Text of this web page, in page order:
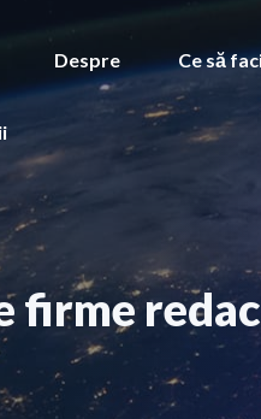
Despre Ce să
firme